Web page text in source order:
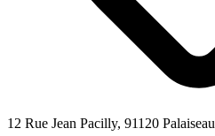
12 Rue Jean Pacilly, 91120 Palaiseau